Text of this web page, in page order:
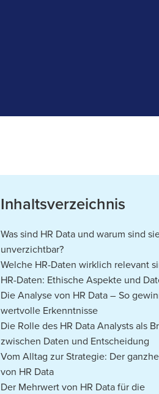
Inhaltsverzeichnis
Was sind HR Data und warum sind
unverzichtbar?
Welche HR-Daten wirklich relevant
HR-Daten: Ethische Aspekte und
Die Analyse von HR Data – So
wertvolle Erkenntnisse
Die Rolle des HR Data Analysts als
zwischen Daten und Entscheidung
Vom Alltag zur Strategie: Der
von HR Data
Der Mehrwert von HR Data für die